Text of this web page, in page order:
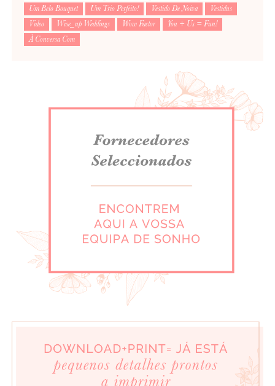
Um Belo Bouquet
Um Trio Perfeito! Vestido De Noiva
Vestidus
Video
Wise_up Weddings Wow Factor
You + Us = Fun!
À Conversa Com